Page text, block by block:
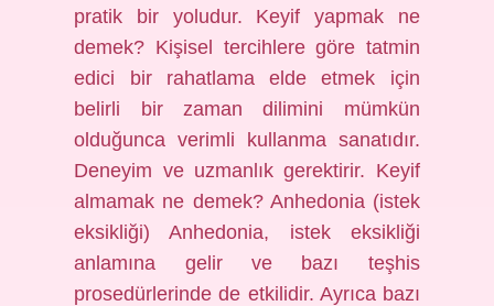
pratik bir yoludur. Keyif yapmak ne
demek? Kişisel tercihlere göre tatmin
edici bir rahatlama elde etmek için
belirli bir zaman dilimini mümkün
olduğunca verimli kullanma sanatıdır.
Deneyim ve uzmanlık gerektirir. Keyif
almamak ne demek? Anhedonia (istek
eksikliği) Anhedonia, istek eksikliği
anlamına gelir ve bazı teşhis
prosedürlerinde de etkilidir. Ayrıca bazı